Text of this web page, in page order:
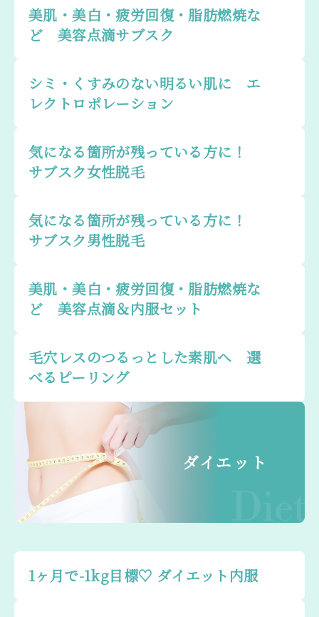
美肌・美白・疲労回復・脂肪燃焼な
ど 美容点滴サブスク
シミ・くすみのない明るい肌に エ
レクトロポレーション
気になる箇所が残っている方に！
サブスク女性脱毛
気になる箇所が残っている方に！
サブスク男性脱毛
美肌・美白・疲労回復・脂肪燃焼な
ど 美容点滴＆内服セット
毛穴レスのつるっとした素肌へ 選
べるピーリング
Diet
ダイエット
1ヶ月で-1kg目標♡ ダイエット内服